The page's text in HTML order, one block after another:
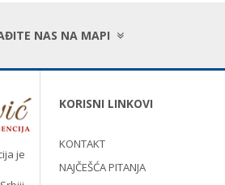
NAS NA MAPI
je
KORISNI LINKOVI
KONTAKT
NAJČEŠĆA PITANJA